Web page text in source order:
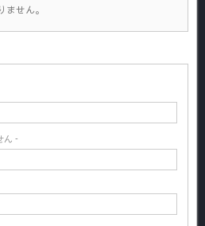
せん。
ん -